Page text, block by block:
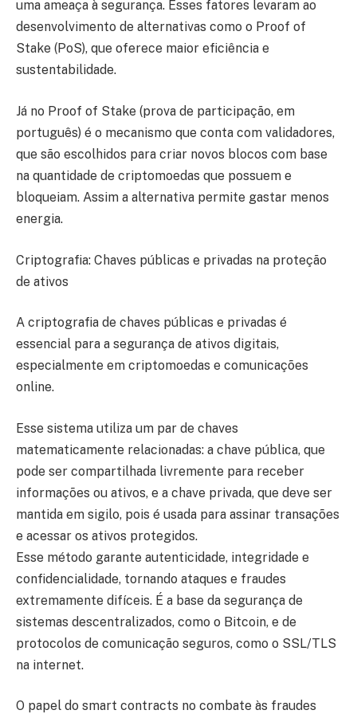
uma ameaça à segurança. Esses fatores levaram ao
desenvolvimento de alternativas como o Proof of
Stake (PoS), que oferece maior eficiência e
sustentabilidade.
Já no Proof of Stake (prova de participação, em
português) é o mecanismo que conta com validadores,
que são escolhidos para criar novos blocos com base
na quantidade de criptomoedas que possuem e
bloqueiam. Assim a alternativa permite gastar menos
energia.
Criptografia: Chaves públicas e privadas na proteção
de ativos
A criptografia de chaves públicas e privadas é
essencial para a segurança de ativos digitais,
especialmente em criptomoedas e comunicações
online.
Esse sistema utiliza um par de chaves
matematicamente relacionadas: a chave pública, que
pode ser compartilhada livremente para receber
informações ou ativos, e a chave privada, que deve ser
mantida em sigilo, pois é usada para assinar transações
e acessar os ativos protegidos.
Esse método garante autenticidade, integridade e
confidencialidade, tornando ataques e fraudes
extremamente difíceis. É a base da segurança de
sistemas descentralizados, como o Bitcoin, e de
protocolos de comunicação seguros, como o SSL/TLS
na internet.
O papel do smart contracts no combate às fraudes